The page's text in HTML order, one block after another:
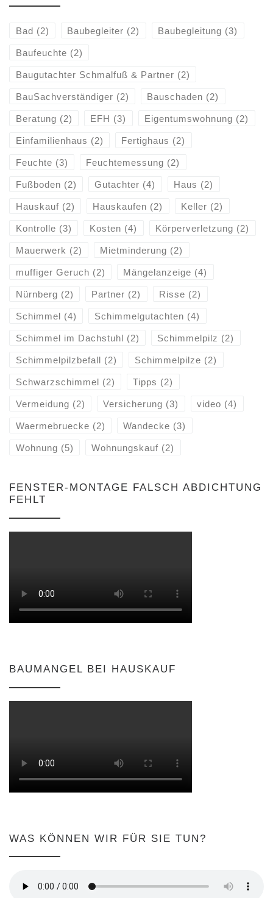
Bad (2) Baubegleiter (2) Baubegleitung (3)
Baufeuchte (2)
Baugutachter Schmalfuß & Partner (2)
BauSachverständiger (2) Bauschaden (2)
Beratung (2) EFH (3) Eigentumswohnung (2)
Einfamilienhaus (2) Fertighaus (2)
Feuchte (3) Feuchtemessung (2)
Fußboden (2) Gutachter (4) Haus (2)
Hauskauf(2) Hauskaufen (2) Keller (2)
Kontrolle (3) Kosten (4) Körperverletzung (2)
Mauerwerk (2) Mietminderung (2)
muffiger Geruch (2) Mängelanzeige (4)
Nürnberg (2) Partner (2) Risse (2)
Schimmel (4) Schimmelgutachten (4)
Schimmel im Dachstuhl (2) Schimmelpilz (2)
Schimmelpilzbefall (2) Schimmelpilze (2)
Schwarzschimmel (2) Tipps (2)
Vermeidung (2) Versicherung (3) video (4)
Waermebruecke (2) Wandecke (3)
Wohnung (5) Wohnungskauf (2)
FENSTER-MONTAGE FALSCH ABDICHTUNG
FEHLT
BAUMANGEL BEI HAUSKAUF
WAS KÖNNEN WIR FÜR SIE TUN?